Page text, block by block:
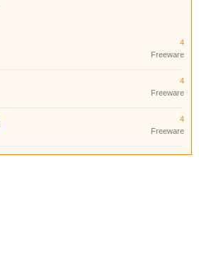
4
Freeware
4
Freeware
4
Freeware